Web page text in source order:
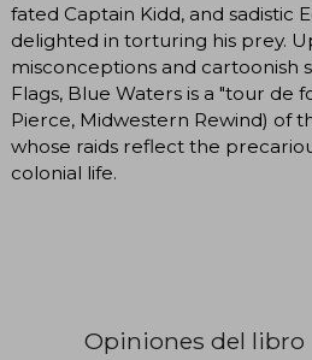
fated Captain Kidd, and sadistic
delighted in torturing his prey.
misconceptions and cartoonish
Flags, Blue Waters is a "tour de
Pierce, Midwestern Rewind) of
whose raids reflect the
colonial life.
Opiniones del libro